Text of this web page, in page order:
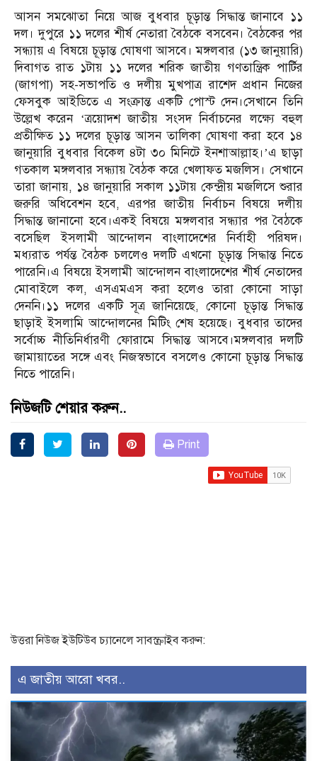
আসন সমঝোতা নিয়ে আজ বুধবার চূড়ান্ত সিদ্ধান্ত জানাবে ১১
দল। দুপুরে ১১ দলের শীর্ষ নেতারা বৈঠকে বসবেন। বৈঠকের পর
সন্ধ্যায় এ বিষয়ে চূড়ান্ত ঘোষণা আসবে। মঙ্গলবার (১৩ জানুয়ারি)
দিবাগত রাত ১টায় ১১ দলের শরিক জাতীয় গণতান্ত্রিক পার্টির
(জাগপা) সহ-সভাপতি ও দলীয় মুখপাত্র রাশেদ প্রধান নিজের
ফেসবুক আইডিতে এ সংক্রান্ত একটি পোস্ট দেন।সেখানে তিনি
উল্লেখ করেন ‘ত্রয়োদশ জাতীয় সংসদ নির্বাচনের লক্ষ্যে বহুল
প্রতীক্ষিত ১১ দলের চূড়ান্ত আসন তালিকা ঘোষণা করা হবে ১৪
জানুয়ারি বুধবার বিকেল ৪টা ৩০ মিনিটে ইনশাআল্লাহ।’এ ছাড়া
গতকাল মঙ্গলবার সন্ধ্যায় বৈঠক করে খেলাফত মজলিস। সেখানে
তারা জানায়, ১৪ জানুয়ারি সকাল ১১টায় কেন্দ্রীয় মজলিসে শুরার
জরুরি অধিবেশন হবে, এরপর জাতীয় নির্বাচন বিষয়ে দলীয়
সিদ্ধান্ত জানানো হবে।একই বিষয়ে মঙ্গলবার সন্ধ্যার পর বৈঠকে
বসেছিল ইসলামী আন্দোলন বাংলাদেশের নির্বাহী পরিষদ।
মধ্যরাত পর্যন্ত বৈঠক চললেও দলটি এখনো চূড়ান্ত সিদ্ধান্ত নিতে
পারেনি।এ বিষয়ে ইসলামী আন্দোলন বাংলাদেশের শীর্ষ নেতাদের
মোবাইলে কল, এসএমএস করা হলেও তারা কোনো সাড়া
দেননি।১১ দলের একটি সূত্র জানিয়েছে, কোনো চূড়ান্ত সিদ্ধান্ত
ছাড়াই ইসলামি আন্দোলনের মিটিং শেষ হয়েছে। বুধবার তাদের
সর্বোচ্চ নীতিনির্ধারণী ফোরামে সিদ্ধান্ত আসবে।মঙ্গলবার দলটি
জামায়াতের সঙ্গে এবং নিজস্বভাবে বসলেও কোনো চূড়ান্ত সিদ্ধান্ত
নিতে পারেনি।
নিউজটি শেয়ার করুন..
Print
উত্তরা নিউজ ইউটিউব চ্যানেলে সাবস্ক্রাইব করুন:
এ জাতীয় আরো খবর..